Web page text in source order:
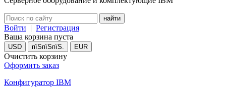
Войти | Регистрация
Ваша корзина пуста
USD пїЅпїЅпїЅ. EUR
Очистить корзину
Оформить заказ
Конфигуратор IBM